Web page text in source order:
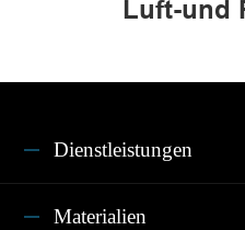
Luft-und
Dienstleistungen
Materialien